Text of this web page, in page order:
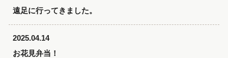
遠足に行ってきました。
2025.04.14
お花見弁当！